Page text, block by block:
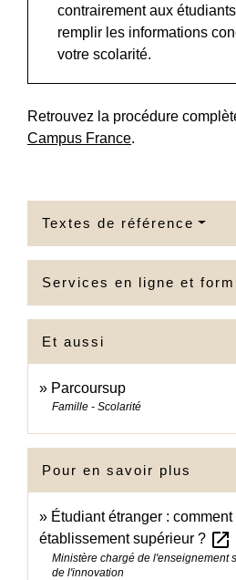
contrairement aux
remplir les informations
votre scolarité.
Retrouvez la procédure
Campus France.
Textes de référence
Services en ligne et
Et aussi
Parcoursup
Famille - Scolarité
Pour en savoir plus
Étudiant étranger :
établissement supérieur ? open_in_new
Ministère chargé de l'enseignement
de l'innovation